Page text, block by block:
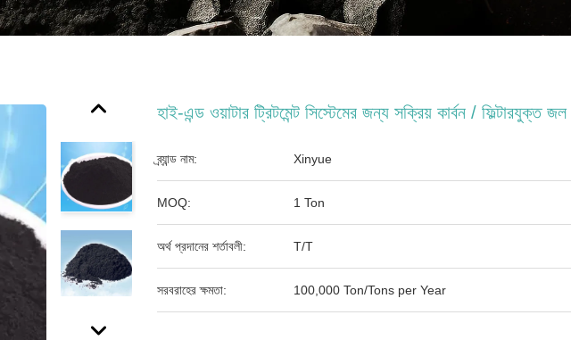
হাই-এন্ড ওয়াটার ট্রিটমেন্ট সিস্টেমের জন্য সক্রিয় কার্বন / ফিল্টারযুক্ত জল
ব্র্যান্ড নাম: Xinyue
MOQ: 1 Ton
অর্থ প্রদানের শর্তাবলী: T/T
সরবরাহের ক্ষমতা: 100,000 Ton/Tons per Year